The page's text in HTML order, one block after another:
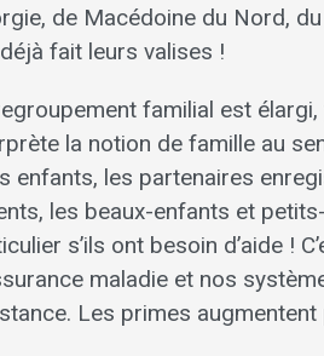
de Macédoine du Nord,
fait leurs valises !
familial est
la notion de famille au
enfants, les partenaires
les beaux-enfants et
s’ils ont besoin d’aide !
maladie et nos
Les primes